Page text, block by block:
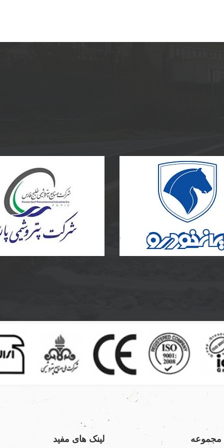
پتروشیمی پارس
ساخت و نصب مخزن
پلی اتیلن و دریچه منهول
به سفارش پتروشیمی پارس
ایران خودرو
ایران خودرو
مجموعه لینک های مفید